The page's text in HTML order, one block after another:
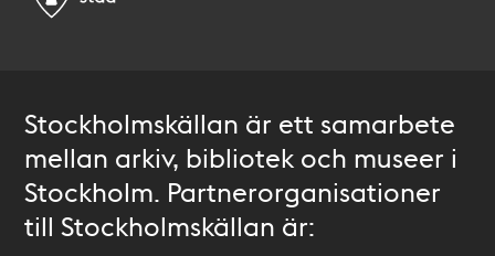
Stockholmskällan är ett samarbete
mellan arkiv, bibliotek och museer i
Stockholm. Partnerorganisationer
till Stockholmskällan är: